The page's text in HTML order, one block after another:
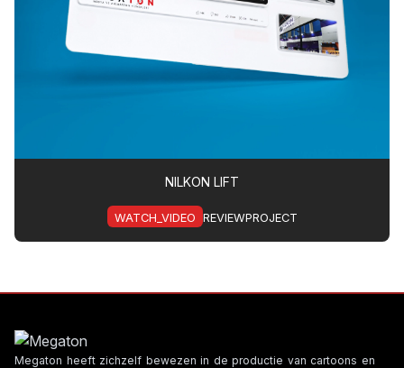
NILKON LIFT
WATCH_VIDEO REVIEWPROJECT
Megaton heeft zichzelf bewezen in de productie van cartoons en